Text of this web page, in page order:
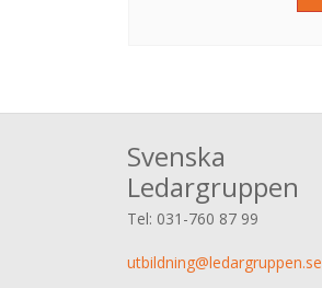
Svenska
Ledargruppen
Tel: 031-760 87 99
utbildning@ledargruppen.se